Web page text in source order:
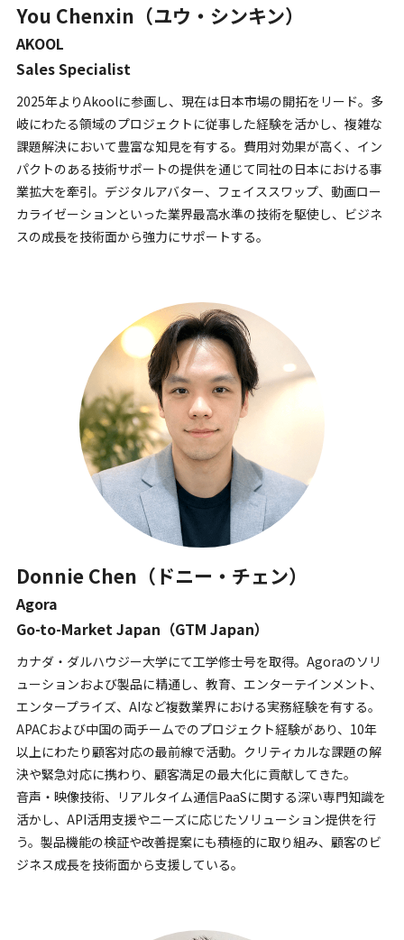
You Chenxin（ユウ・シンキン）
AKOOL
Sales Specialist
2025年よりAkoolに参画し、現在は日本市場の開拓をリード。多
岐にわたる領域のプロジェクトに従事した経験を活かし、複雑な
課題解決において豊富な知見を有する。費用対効果が高く、イン
パクトのある技術サポートの提供を通じて同社の日本における事
業拡大を牽引。デジタルアバター、フェイススワップ、動画ロー
カライゼーションといった業界最高水準の技術を駆使し、ビジネ
スの成長を技術面から強力にサポートする。
Donnie Chen（ドニー・チェン）
Agora
Go-to-Market Japan（GTM Japan）
カナダ・ダルハウジー大学にて工学修士号を取得。Agoraのソリ
ューションおよび製品に精通し、教育、エンターテインメント、
エンタープライズ、AIなど複数業界における実務経験を有する。
APACおよび中国の両チームでのプロジェクト経験があり、10年
以上にわたり顧客対応の最前線で活動。クリティカルな課題の解
決や緊急対応に携わり、顧客満足の最大化に貢献してきた。
音声・映像技術、リアルタイム通信PaaSに関する深い専門知識を
活かし、API活用支援やニーズに応じたソリューション提供を行
う。製品機能の検証や改善提案にも積極的に取り組み、顧客のビ
ジネス成長を技術面から支援している。